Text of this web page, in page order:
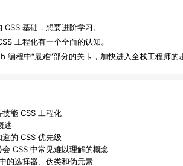
基础，想要进阶学习。
工程化有一个全面的认知。
编程中“最难”部分的关卡，加快进入全栈工程师的
能 CSS 工程化
述
的 CSS 优先级
CSS 中常见难以理解的概念
的选择器、伪类和伪元素